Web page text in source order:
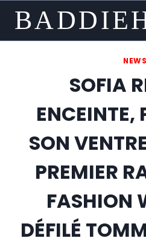
content
NEWS
SOFIA
ENCEINTE,
SON
PREMIER
FASHION
DÉFILÉ